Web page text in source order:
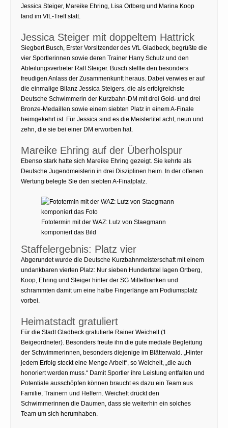
Jessica Steiger, Mareike Ehring, Lisa Ortberg und Marina Koop
fand im VfL-Treff statt.
Jessica Steiger mit doppeltem Hattrick
Siegbert Busch, Erster Vorsitzender des VfL Gladbeck, begrüßte die
vier Sportlerinnen sowie deren Trainer Harry Schulz und den
Abteilungsvertreter Ralf Steiger. Busch stellte den besonders
freudigen Anlass der Zusammenkunft heraus. Dabei verwies er auf
die einmalige Bilanz Jessica Steigers, die als erfolgreichste
Deutsche Schwimmerin der Kurzbahn-DM mit drei Gold- und drei
Bronze-Medaillen sowie einem siebten Platz in einem A-Finale
heimgekehrt ist. Für Jessica sind es die Meistertitel acht, neun und
zehn, die sie bei einer DM erworben hat.
Mareike Ehring auf der Überholspur
Ebenso stark hatte sich Mareike Ehring gezeigt. Sie kehrte als
Deutsche Jugendmeisterin in drei Disziplinen heim. In der offenen
Wertung belegte Sie den siebten A-Finalplatz.
Fototermin mit der WAZ: Lutz von Staegmann
komponiert das Bild
Staffelergebnis: Platz vier
Abgerundet wurde die Deutsche Kurzbahnmeisterschaft mit einem
undankbaren vierten Platz: Nur sieben Hundertstel lagen Ortberg,
Koop, Ehring und Steiger hinter der SG Mittelfranken und
schrammten damit um eine halbe Fingerlänge am Podiumsplatz
vorbei.
Heimatstadt gratuliert
Für die Stadt Gladbeck gratulierte Rainer Weichelt (1.
Beigeordneter). Besonders freute ihn die gute mediale Begleitung
der Schwimmerinnen, besonders diejenige im Blätterwald. „Hinter
jedem Erfolg steckt eine Menge Arbeit“, so Weichelt, „die auch
honoriert werden muss.“ Damit Sportler ihre Leistung entfalten und
Potentiale ausschöpfen können braucht es dazu ein Team aus
Familie, Trainern und Helfern. Weichelt drückt den
Schwimmerinnen die Daumen, dass sie weiterhin ein solches
Team um sich herumhaben.